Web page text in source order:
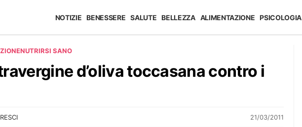
NOTIZIE BENESSERE SALUTE BELLEZZA ALIMENTAZIONE PSICOLOGIA
NUTRIRSI SANO
d’oliva toccasana contro i
21/03/2011